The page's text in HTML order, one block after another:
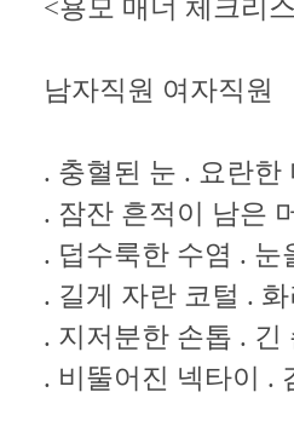
<용모 매너 체크리
남자직원 여자직원
. 충혈된 눈 . 요란한
. 잠잔 흔적이 남은
. 덥수룩한 수염 . 눈
. 길게 자란 코털 .
. 지저분한 손톱 . 긴
. 비뚤어진 넥타이 .